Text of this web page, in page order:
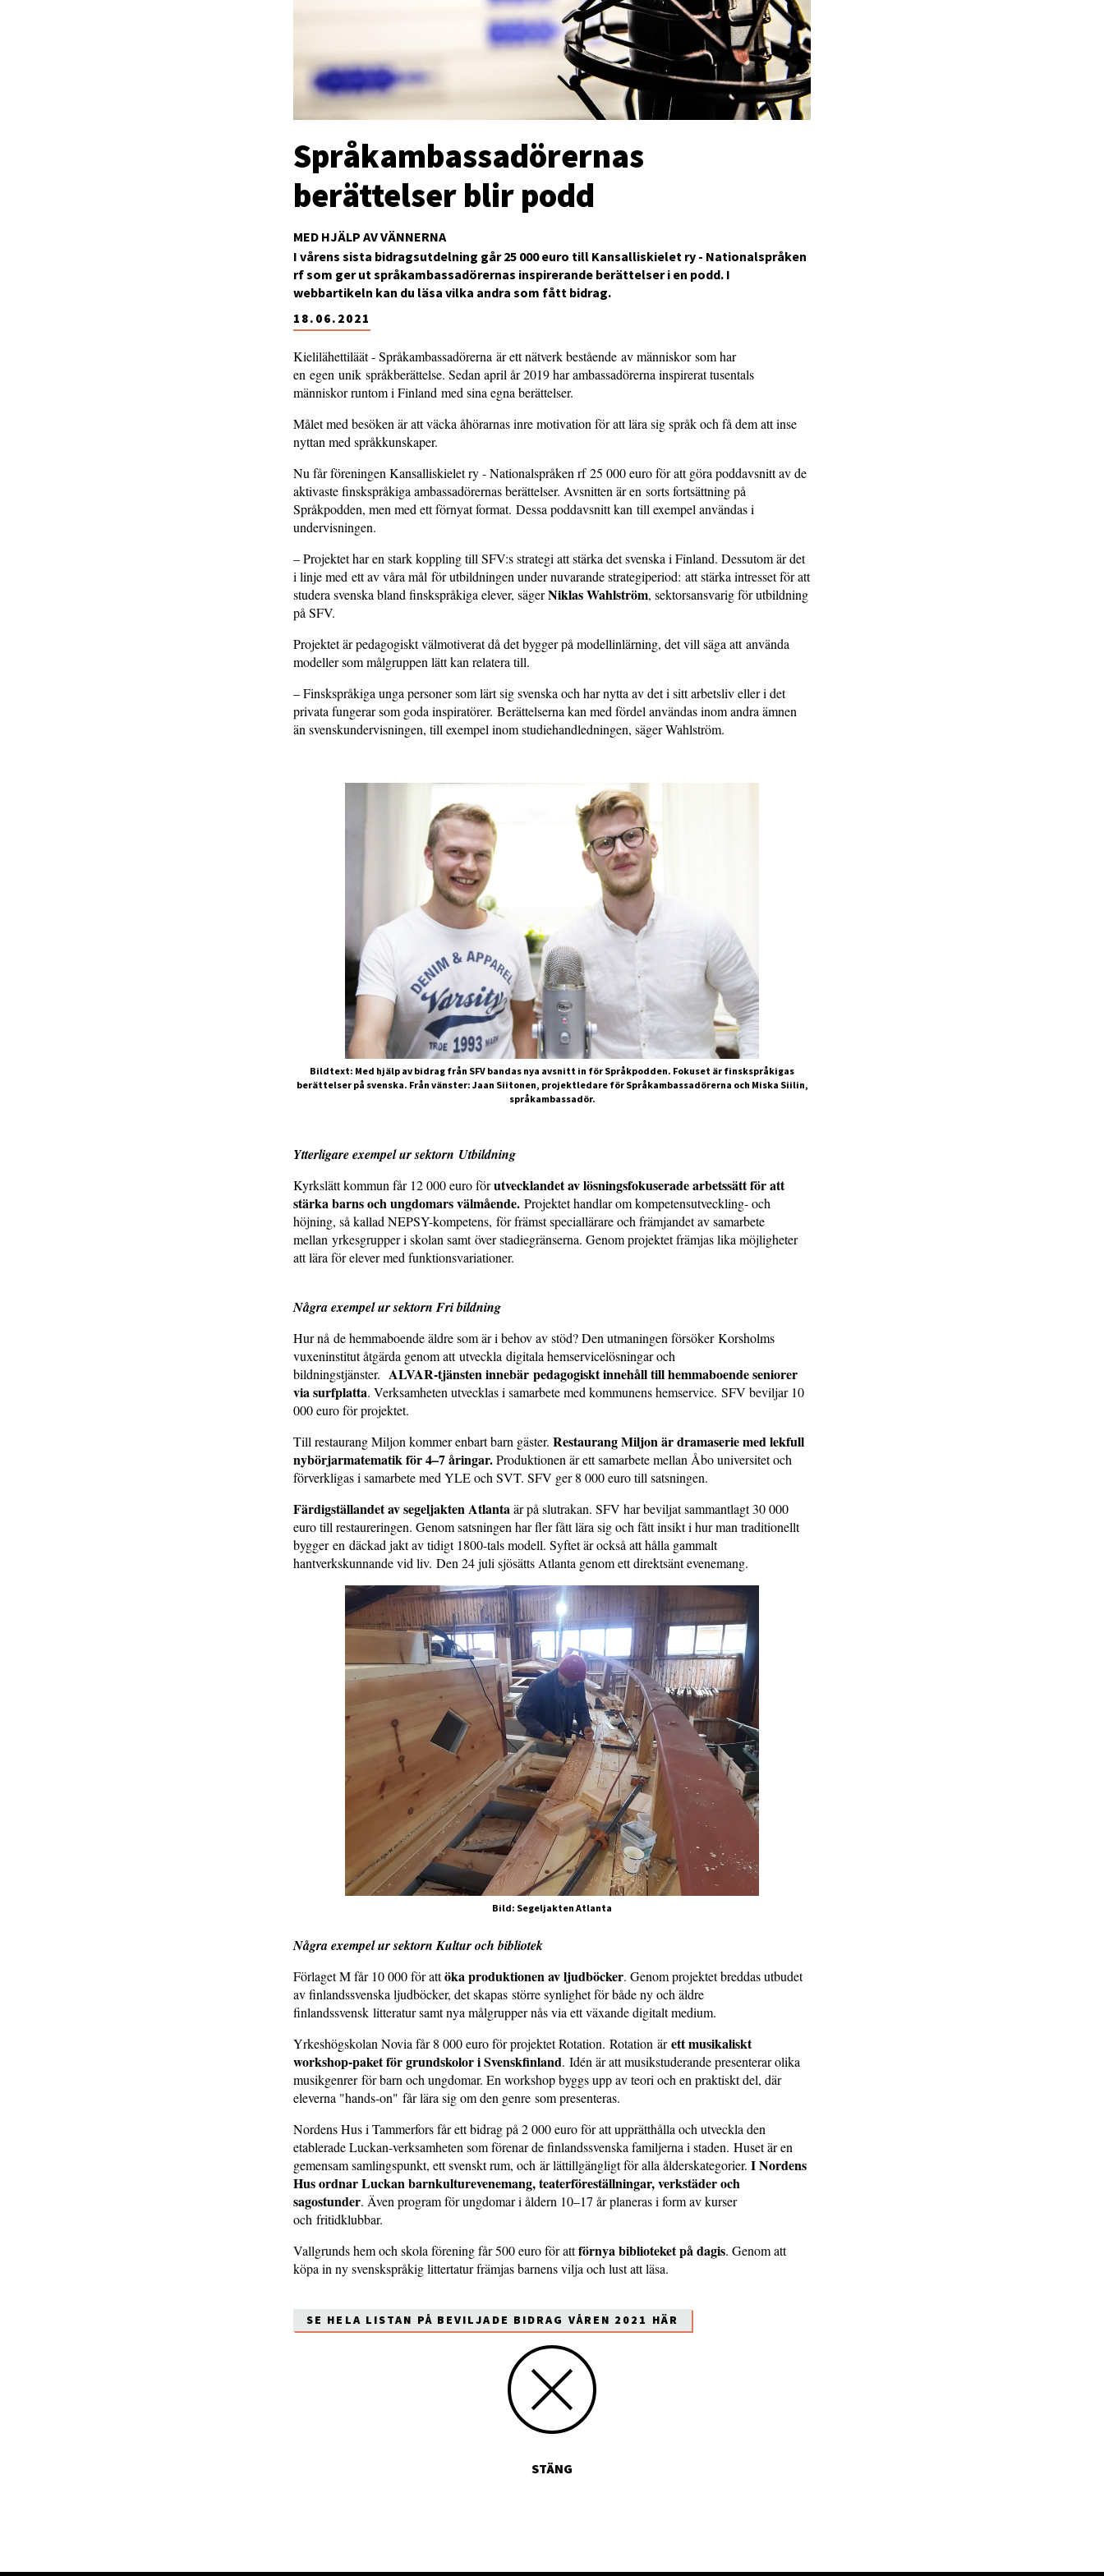
MED HJÄLP AV VÄNNERNA
Språkambassadörernas
berättelser blir podd
18.06.2021
I vårens sista bidragsutdelning går 25 000 euro till Kansalliskielet ry - Nationalspråken
rf som ger ut språkambassadörernas inspirerande berättelser i en podd. I
webbartikeln kan du läsa vilka andra som fått bidrag.
Kielilähettiläät - Språkambassadörerna är ett nätverk bestående av människor som har
en egen unik språkberättelse. Sedan april år 2019 har ambassadörerna inspirerat tusentals
människor runtom i Finland med sina egna berättelser.
Målet med besöken är att väcka åhörarnas inre motivation för att lära sig språk och få dem att inse
nyttan med språkkunskaper.
Nu får föreningen Kansalliskielet ry - Nationalspråken rf 25 000 euro för att göra poddavsnitt av de
aktivaste finskspråkiga ambassadörernas berättelser. Avsnitten är en sorts fortsättning på
Språkpodden, men med ett förnyat format. Dessa poddavsnitt kan till exempel användas i
undervisningen.
– Projektet har en stark koppling till SFV:s strategi att stärka det svenska i Finland. Dessutom är det
i linje med ett av våra mål för utbildningen under nuvarande strategiperiod: att stärka intresset för att
studera svenska bland finskspråkiga elever, sägerNiklas Wahlström, sektorsansvarig för utbildning
på SFV.
Projektet är pedagogiskt välmotiverat då det bygger på modellinlärning, det vill säga att använda
modeller som målgruppen lätt kan relatera till.
– Finskspråkiga unga personer som lärt sig svenska och har nytta av det i sitt arbetsliv eller i det
privata fungerar som goda inspiratörer. Berättelserna kan med fördel användas inom andra ämnen
än svenskundervisningen, till exempel inom studiehandledningen, säger Wahlström.
Bildtext: Med hjälp av bidrag från SFV bandas nya avsnitt in för Språkpodden. Fokuset är finskspråkigas
berättelser på svenska. Från vänster: Jaan Siitonen, projektledare för Språkambassadörerna och Miska Siilin,
språkambassadör.
Ytterligare exempel ur sektorn Utbildning
Kyrkslätt kommun får 12 000 euro förutvecklandet av lösningsfokuserade arbetssätt för att
stärka barns och ungdomars välmående. Projektet handlar om kompetensutveckling- och
höjning, så kallad NEPSY-kompetens, för främst speciallärare och främjandet av samarbete
mellan yrkesgrupper i skolan samt över stadiegränserna. Genom projektet främjas lika möjligheter
att lära för elever med funktionsvariationer.
Några exempel ur sektorn Fri bildning
Hur nå de hemmaboende äldre som är i behov av stöd? Den utmaningen försöker Korsholms
vuxeninstitut åtgärda genom att utveckla digitala hemservicelösningar och
bildningstjänster. ALVAR-tjänsten innebär pedagogiskt innehåll till hemmaboende seniorer
via surfplatta. Verksamheten utvecklas i samarbete med kommunens hemservice. SFV beviljar 10
000 euro för projektet.
Till restaurang Miljon kommer enbart barn gäster. Restaurang Miljon är dramaserie med lekfull
nybörjarmatematik för 4–7 åringar.Produktionen är ett samarbete mellan Åbo universitet och
förverkligas i samarbete med YLE och SVT. SFV ger 8 000 euro till satsningen.
Färdigställandet av segeljakten Atlantaär på slutrakan. SFV har beviljat sammantlagt 30 000
euro till restaureringen. Genom satsningen har fler fått lära sig och fått insikt i hur man traditionellt
bygger en däckad jakt av tidigt 1800-tals modell. Syftet är också att hålla gammalt
hantverkskunnande vid liv. Den 24 juli sjösätts Atlanta genom ett direktsänt evenemang.
Bild: Segeljakten Atlanta
Några exempel ur sektorn Kultur och bibliotek
Förlaget M får 10 000 för attöka produktionen av ljudböcker. Genom projektet breddas utbudet
av finlandssvenska ljudböcker, det skapas större synlighet för både ny och äldre
finlandssvensk litteratur samt nya målgrupper nås via ett växande digitalt medium.
Yrkeshögskolan Novia får 8 000 euro för projektet Rotation. Rotation ärett musikaliskt
workshop-paket för grundskolor i Svenskfinland. Idén är att musikstuderande presenterar olika
musikgenrer för barn och ungdomar. En workshop byggs upp av teori och en praktiskt del, där
eleverna "hands-on" får lära sig om den genre som presenteras.
Nordens Hus i Tammerfors får ett bidrag på 2 000 euro för att upprätthålla och utveckla den
etablerade Luckan-verksamheten som förenar de finlandssvenska familjerna i staden. Huset är en
gemensam samlingspunkt, ett svenskt rum, och är lättillgängligt för alla ålderskategorier. I Nordens
Hus ordnar Luckan barnkulturevenemang, teaterföreställningar, verkstäder och
sagostunder. Även program för ungdomar i åldern 10–17 år planeras i form av kurser
och fritidklubbar.
Vallgrunds hem och skola förening får 500 euro för attförnya biblioteket på dagis. Genom att
köpa in ny svenskspråkig littertatur främjas barnens vilja och lust att läsa.
SE HELA LISTAN PÅ BEVILJADE BIDRAG VÅREN 2021 HÄR
STÄNG